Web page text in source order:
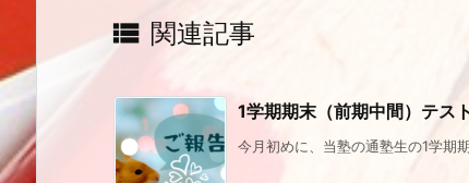
 関連記事
1学期期末（前期中間）テス
今月初めに、当塾の通塾生の1学期